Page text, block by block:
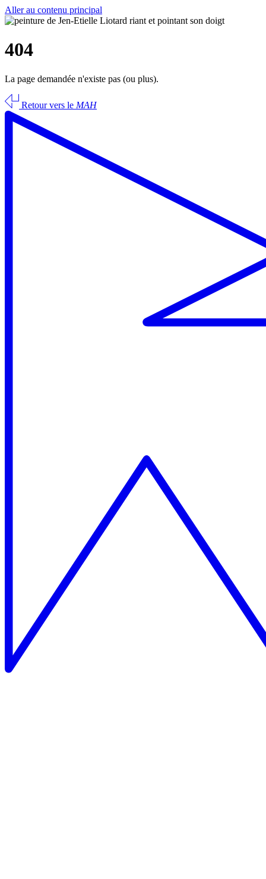
Aller au contenu principal
404
La page demandée n'existe pas (ou plus).
Retour vers le MAH